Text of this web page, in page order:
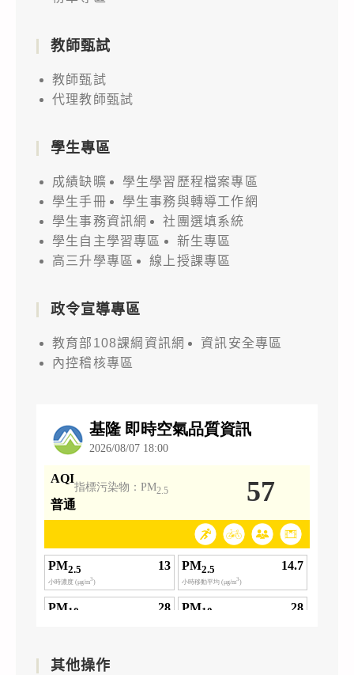
教師甄試
教師甄試
代理教師甄試
學生專區
成績缺曠
學生學習歷程檔案專區
學生手冊
學生事務與轉導工作網
學生事務資訊網
社團選填系統
學生自主學習專區
新生專區
高三升學專區
線上授課專區
政令宣導專區
教育部108課綱資訊網
資訊安全專區
內控稽核專區
其他操作